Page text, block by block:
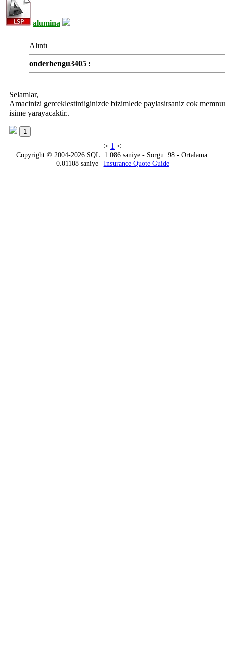
alumina
Alıntı
onderbengu3405 :
Selamlar,
Amacinizi gerceklestirdiginizde bizimlede paylasirsaniz cok
isime yarayacaktir..
1
> 1 <
Copyright © 2004-2026 SQL: 1.086 saniye - Sorgu: 98 - Ortalama:
0.01108 saniye | Insurance Quote Guide